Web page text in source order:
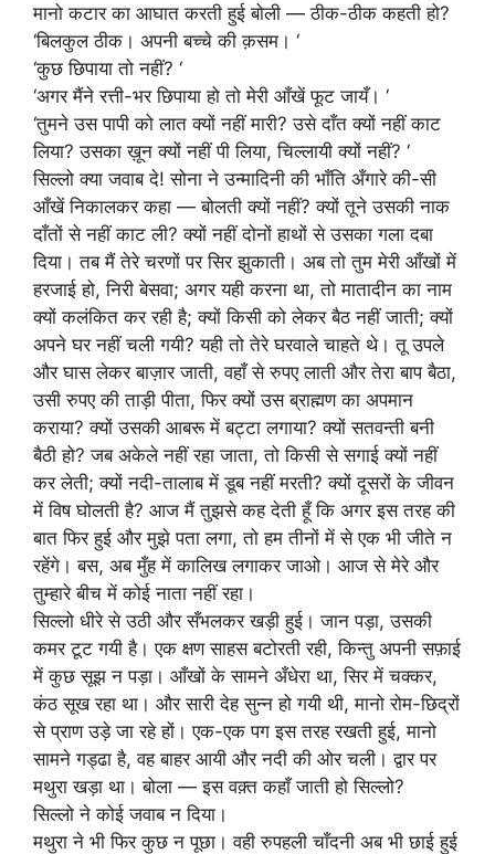
मानो कटार का आघात करती हुई बोली — ठीक-ठीक कहती हो?
‘बिलकुल ठीक। अपनी बच्चे की क़सम। ‘
‘कुछ छिपाया तो नहीं? ‘
‘अगर मैंने रत्ती-भर छिपाया हो तो मेरी आँखें फूट जायँ। ‘
‘तुमने उस पापी को लात क्यों नहीं मारी? उसे दाँत क्यों नहीं काट
लिया? उसका ख़ून क्यों नहीं पी लिया, चिल्लायी क्यों नहीं? ‘
सिल्लो क्या जवाब दे! सोना ने उन्मादिनी की भाँति अँगारे की-सी
आँखें निकालकर कहा — बोलती क्यों नहीं? क्यों तूने उसकी नाक
दाँतों से नहीं काट ली? क्यों नहीं दोनों हाथों से उसका गला दबा
दिया। तब मैं तेरे चरणों पर सिर झुकाती। अब तो तुम मेरी आँखों में
हरजाई हो, निरी बेसवा; अगर यही करना था, तो मातादीन का नाम
क्यों कलंकित कर रही है; क्यों किसी को लेकर बैठ नहीं जाती; क्यों
अपने घर नहीं चली गयी? यही तो तेरे घरवाले चाहते थे। तू उपले
और घास लेकर बाज़ार जाती, वहाँ से रुपए लाती और तेरा बाप बैठा,
उसी रुपए की ताड़ी पीता, फिर क्यों उस ब्राह्मण का अपमान
कराया? क्यों उसकी आबरू में बट्टा लगाया? क्यों सतवन्ती बनी
बैठी हो? जब अकेले नहीं रहा जाता, तो किसी से सगाई क्यों नहीं
कर लेती; क्यों नदी-तालाब में डूब नहीं मरती? क्यों दूसरों के जीवन
में विष घोलती है? आज मैं तुझसे कह देती हूँ कि अगर इस तरह की
बात फिर हुई और मुझे पता लगा, तो हम तीनों में से एक भी जीते न
रहेंगे। बस, अब मुँह में कालिख लगाकर जाओ। आज से मेरे और
तुम्हारे बीच में कोई नाता नहीं रहा।
सिल्लो धीरे से उठी और सँभलकर खड़ी हुई। जान पड़ा, उसकी
कमर टूट गयी है। एक क्षण साहस बटोरती रही, किन्तु अपनी सफ़ाई
में कुछ सूझ न पड़ा। आँखों के सामने अँधेरा था, सिर में चक्कर,
कंठ सूख रहा था। और सारी देह सुन्न हो गयी थी, मानो रोम-छिद्रों
से प्राण उड़े जा रहे हों। एक-एक पग इस तरह रखती हुई, मानो
सामने गड्ढा है, वह बाहर आयी और नदी की ओर चली। द्वार पर
मथुरा खड़ा था। बोला — इस वक़्त कहाँ जाती हो सिल्लो?
सिल्लो ने कोई जवाब न दिया।
मथुरा ने भी फिर कुछ न पूछा। वही रुपहली चाँदनी अब भी छाई हुई